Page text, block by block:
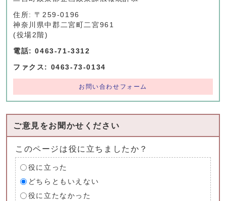
住所: 〒259-0196
神奈川県中郡二宮町二宮961
(役場2階)
電話: 0463-71-3312
ファクス: 0463-73-0134
お問い合わせフォーム
ご意見をお聞かせください
このページは役に立ちましたか？
役に立った
どちらともいえない
役に立たなかった